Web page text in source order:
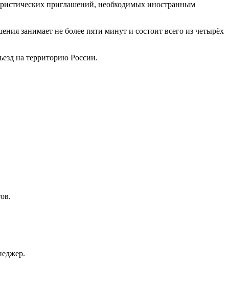
приглашений, необходимых иностранным
занимает не более пяти минут и состоит всего из четырёх
на территорию России.